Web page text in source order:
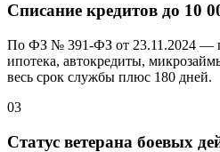
Списание кредитов до 10
По ФЗ № 391-ФЗ от 23.11.2024 —
ипотека, автокредиты,
весь срок службы плюс 180 дней.
03
Статус ветерана боевых